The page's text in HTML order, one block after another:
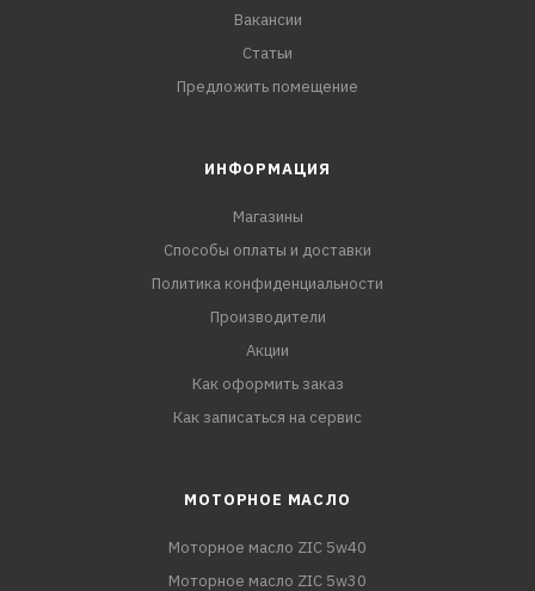
Вакансии
Статьи
Предложить помещение
ИНФОРМАЦИЯ
Магазины
Способы оплаты и доставки
Политика конфиденциальности
Производители
Акции
Как оформить заказ
Как записаться на сервис
МОТОРНОЕ МАСЛО
Моторное масло ZIC 5w40
Моторное масло ZIC 5w30